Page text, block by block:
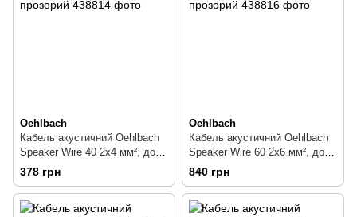
Oehlbach
Кабель акустичний Oehlbach
Speaker Wire 40 2х4 мм², до
180 Вт, прозорий
378 грн
Oehlbach
Кабель акустичний Oehlbach
Speaker Wire 60 2х6 мм², до
400 Вт, прозорий
840 грн